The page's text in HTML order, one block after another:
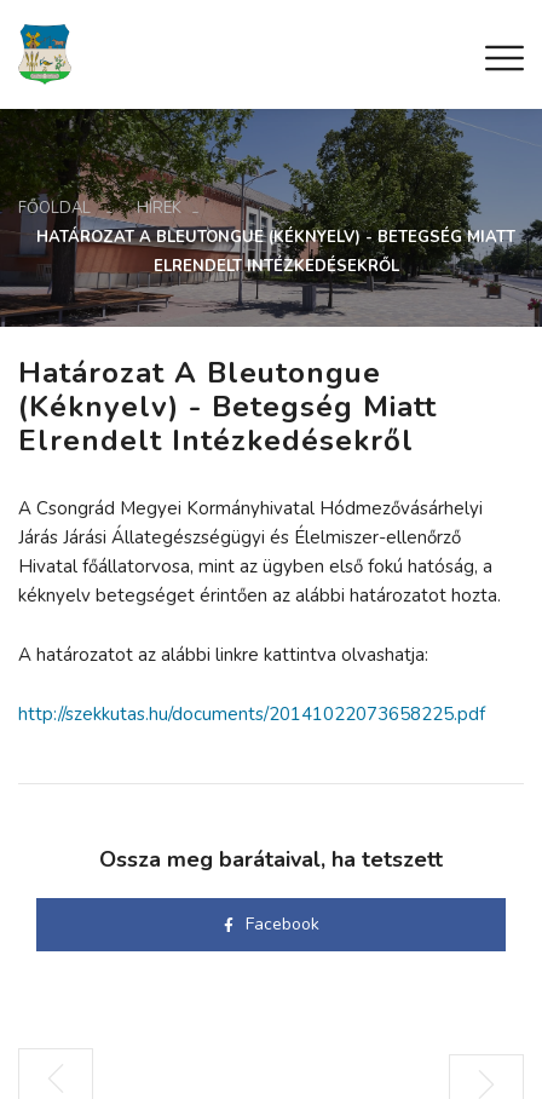
FŐOLDAL
HÍREK
HATÁROZAT A BLEUTONGUE (KÉKNYELV) - BETEGSÉG MIATT
ELRENDELT INTÉZKEDÉSEKRŐL
Határozat A Bleutongue
(kéknyelv) - Betegség Miatt
Elrendelt Intézkedésekről
A Csongrád Megyei Kormányhivatal Hódmezővásárhelyi
Járás Járási Állategészségügyi és Élelmiszer-ellenőrző
Hivatal főállatorvosa, mint az ügyben első fokú hatóság, a
kéknyelv betegséget érintően az alábbi határozatot hozta.
A határozatot az alábbi linkre kattintva olvashatja:
http://szekkutas.hu/documents/20141022073658225.pdf
Ossza meg barátaival, ha tetszett
Facebook